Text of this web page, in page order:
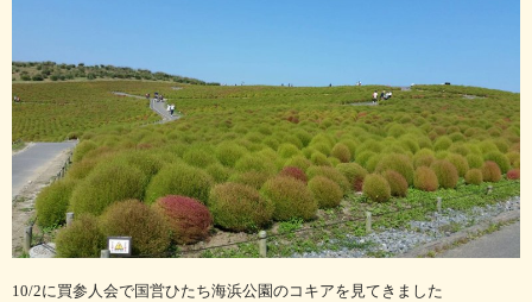
10/2に買参人会で国営ひたち海浜公園のコキアを見てきました